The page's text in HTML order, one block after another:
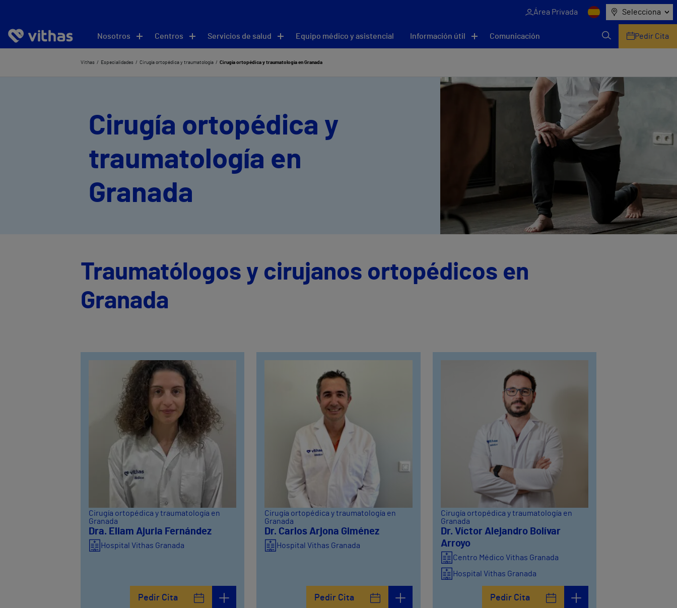
Área Privada Selecciona
Nosotros Centros Servicios de salud Equipo médico y asistencial Información útil Comunicación Pedir Cita
Vithas Especialidades Cirugía ortopédica y traumatología Cirugía ortopédica y traumatología en Granada
Cirugía ortopédica y
traumatología en
Granada
Traumatólogos y cirujanos ortopédicos en
Granada
Cirugía ortopédica y traumatología en
Granada
Dra. Eliam Ajuria Fernández
Hospital Vithas Granada
Pedir Cita
Cirugía ortopédica y traumatología en
Granada
Dr. Carlos Arjona Giménez
Hospital Vithas Granada
Pedir Cita
Cirugía ortopédica y traumatología en
Granada
Dr. Víctor Alejandro Bolívar
Arroyo
Centro Médico Vithas Granada
Hospital Vithas Granada
Pedir Cita